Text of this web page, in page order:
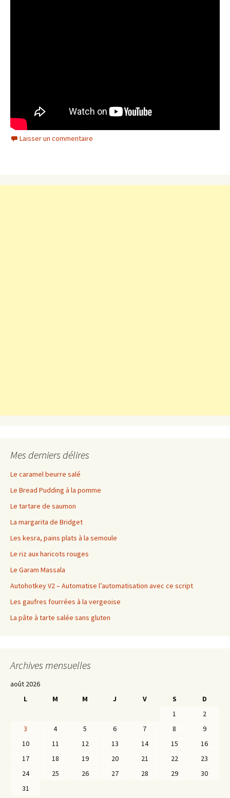
Laisser un commentaire
Mes derniers délires
Le caramel beurre salé
Le Bread Pudding à la pomme
Le tartare de saumon
La margarita de Bridget
Les kesra, pains plats à la semoule
Le riz aux haricots rouges
Le Garam Massala
Autohotkey V2 – Automatise l’automatisation avec ce script
Les gaufres fourrées à la vergeoise
La pâte à tarte salée sans gluten
Archives mensuelles
août 2026
L
M M J V S
D
1
2
3
4 5 6 7 8
9
10
11 12 13 14 15
16
17
18 19 20 21 22
23
24
25 26 27 28 29
30
31